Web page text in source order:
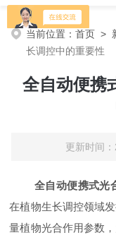
当前位置：首页 >
长调控中的重要性
全自动便携
更新时间
全自动便携式光
在植物生长调控领域
量植物光合作用参数